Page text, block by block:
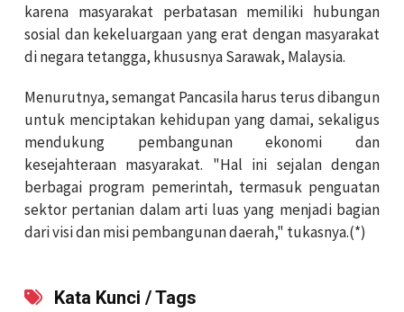
karena masyarakat perbatasan memiliki hubungan
sosial dan kekeluargaan yang erat dengan masyarakat
di negara tetangga, khususnya Sarawak, Malaysia.
Menurutnya, semangat Pancasila harus terus dibangun
untuk menciptakan kehidupan yang damai, sekaligus
mendukung pembangunan ekonomi dan
kesejahteraan masyarakat. "Hal ini sejalan dengan
berbagai program pemerintah, termasuk penguatan
sektor pertanian dalam arti luas yang menjadi bagian
dari visi dan misi pembangunan daerah," tukasnya.(*)
Kata Kunci / Tags